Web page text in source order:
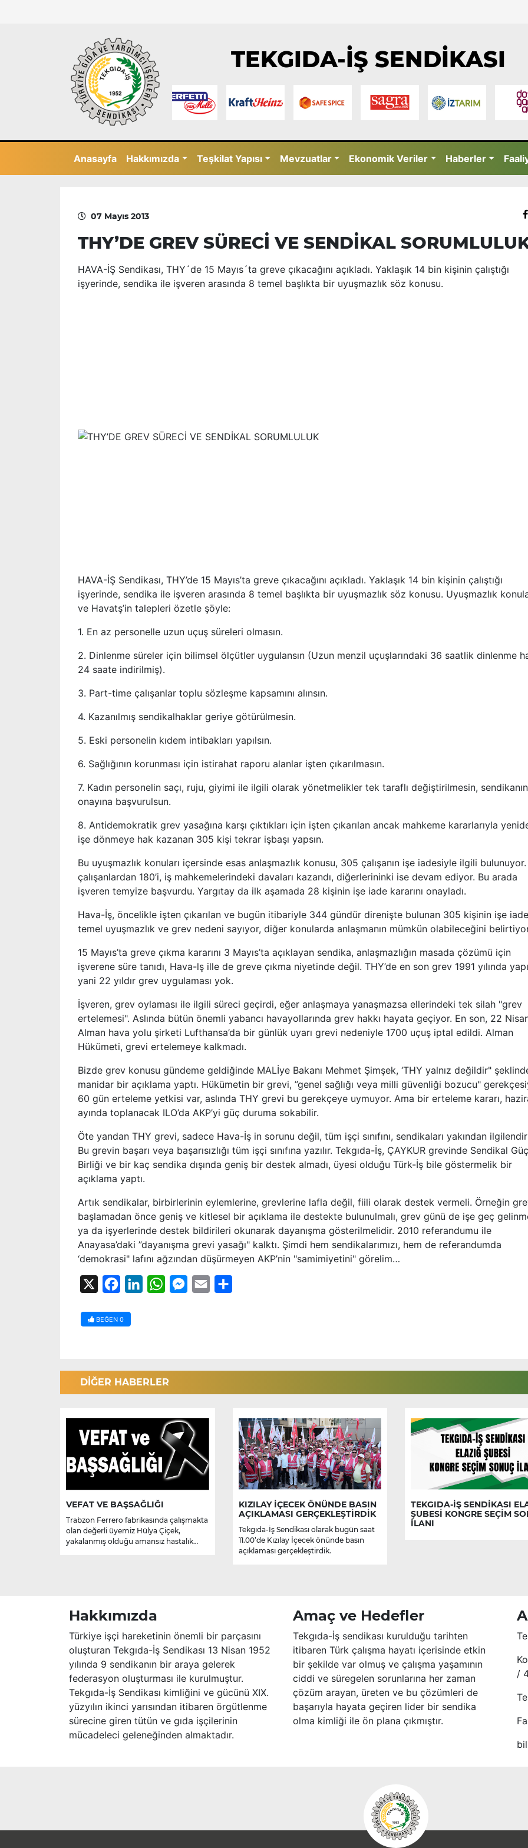
TEKGIDA-İŞ SENDİKASI
Anasayfa Hakkımızda Teşkilat Yapısı Mevzuatlar Ekonomik Veriler Haberler
07 Mayıs 2013
THY’DE GREV SÜRECİ VE SENDİKAL
HAVA-İŞ Sendikası, THY´de 15 Mayıs´ta greve çıkacağını açıkladı. Yaklaşık 14 bin kişinin çalıştığı
işyerinde, sendika ile işveren arasında 8 temel başlıkta bir uyuşmazlık söz konusu.
HAVA-İŞ Sendikası, THY’de 15 Mayıs’ta greve çıkacağını açıkladı. Yaklaşık 14 bin kişinin çalıştığı
işyerinde, sendika ile işveren arasında 8 temel başlıkta bir uyuşmazlık söz konusu. Uyuşmazlık
ve Havatş’in talepleri özetle şöyle:
1. En az personelle uzun uçuş süreleri olmasın.
2. Dinlenme süreler için bilimsel ölçütler uygulansın (Uzun menzil uçuşlarındaki 36 saatlik dinlenme
24 saate indirilmiş).
3. Part-time çalışanlar toplu sözleşme kapsamını alınsın.
4. Kazanılmış sendikalhaklar geriye götürülmesin.
5. Eski personelin kıdem intibakları yapılsın.
6. Sağlığının korunması için istirahat raporu alanlar işten çıkarılmasın.
7. Kadın personelin saçı, ruju, giyimi ile ilgili olarak yönetmelikler tek taraflı değiştirilmesin, sendikanın
onayına başvurulsun.
8. Antidemokratik grev yasağına karşı çıktıkları için işten çıkarılan ancak mahkeme kararlarıyla
işe dönmeye hak kazanan 305 kişi tekrar işbaşı yapsın.
Bu uyuşmazlık konuları içersinde esas anlaşmazlık konusu, 305 çalışanın işe iadesiyle ilgili bulunuyor.
çalışanlardan 180’i, iş mahkemelerindeki davaları kazandı, diğerlerininki ise devam ediyor. Bu arada
işveren temyize başvurdu. Yargıtay da ilk aşamada 28 kişinin işe iade kararını onayladı.
Hava-İş, öncelikle işten çıkarılan ve bugün itibariyle 344 gündür direnişte bulunan 305 kişinin işe
temel uyuşmazlık ve grev nedeni sayıyor, diğer konularda anlaşmanın mümkün olabileceğini
15 Mayıs’ta greve çıkma kararını 3 Mayıs’ta açıklayan sendika, anlaşmazlığın masada çözümü için
işverene süre tanıdı, Hava-lş ille de greve çıkma niyetinde değil. THY’de en son grev 1991 yılında
yani 22 yıldır grev uygulaması yok.
İşveren, grev oylaması ile ilgili süreci geçirdi, eğer anlaşmaya yanaşmazsa ellerindeki tek silah "grev
ertelemesi". Aslında bütün önemli yabancı havayollarında grev hakkı hayata geçiyor. En son, 22
Alman hava yolu şirketi Lufthansa’da bir günlük uyarı grevi nedeniyle 1700 uçuş iptal edildi. Alman
Hükümeti, grevi ertelemeye kalkmadı.
Bizde grev konusu gündeme geldiğinde MALİye Bakanı Mehmet Şimşek, ‘THY yalnız değildir"
manidar bir açıklama yaptı. Hükümetin bir grevi, ”genel sağlığı veya milli güvenliği bozucu"
60 gün erteleme yetkisi var, aslında THY grevi bu gerekçeye uymuyor. Ama bir erteleme kararı,
ayında toplanacak ILO’da AKP’yi güç duruma sokabilir.
Öte yandan THY grevi, sadece Hava-İş in sorunu değil, tüm işçi sınıfını, sendikaları yakından
Bu grevin başarı veya başarısızlığı tüm işçi sınıfına yazılır. Tekgıda-İş, ÇAYKUR grevinde Sendikal Güç
Birliği ve bir kaç sendika dışında geniş bir destek almadı, üyesi olduğu Türk-İş bile göstermelik bir
açıklama yaptı.
Artık sendikalar, birbirlerinin eylemlerine, grevlerine lafla değil, fiili olarak destek vermeli. Örneğin
başlamadan önce geniş ve kitlesel bir açıklama ile destekte bulunulmalı, grev günü de işe geç
ya da işyerlerinde destek bildirileri okunarak dayanışma gösterilmelidir. 2010 referandumu ile
Anayasa’daki ”dayanışma grevi yasağı" kalktı. Şimdi hem sendikalarımızı, hem de referandumda
‘demokrasi" lafını ağzından düşürmeyen AKP’nin "samimiyetini" görelim…
FacebookLinkedInWhatsAppMessenger
Email
BEĞEN 0
DİĞER HABERLER
VEFAT VE BAŞSAĞLIĞI
Trabzon Ferrero fabrikasında çalışmakta
olan değerli üyemiz Hülya Çiçek,
yakalanmış olduğu amansız hastalık
KIZILAY İÇECEK ÖNÜNDE BASIN
AÇIKLAMASI GERÇEKLEŞTİRDİK
Tekgıda-İş Sendikası olarak bugün saat
11.00’de Kızılay İçecek önünde basın
açıklaması gerçekleştirdik.
TEKGIDA-İŞ SENDİKASI
ŞUBESİ KONGRE SEÇİM
İLANI
Hakkımızda
Türkiye işçi hareketinin önemli bir parçasını
oluşturan Tekgıda-İş Sendikası 13 Nisan 1952
yılında 9 sendikanın bir araya gelerek
federasyon oluşturması ile kurulmuştur.
Tekgıda-İş Sendikası kimliğini ve gücünü XIX.
yüzyılın ikinci yarısından itibaren örgütlenme
sürecine giren tütün ve gıda işçilerinin
mücadeleci geleneğinden almaktadır.
Amaç ve Hedefler
Tekgıda-İş sendikası kurulduğu tarihten
itibaren Türk çalışma hayatı içerisinde etkin
bir şekilde var olmuş ve çalışma yaşamının
ciddi ve süregelen sorunlarına her zaman
çözüm arayan, üreten ve bu çözümleri de
başarıyla hayata geçiren lider bir sendika
olma kimliği ile ön plana çıkmıştır.
/